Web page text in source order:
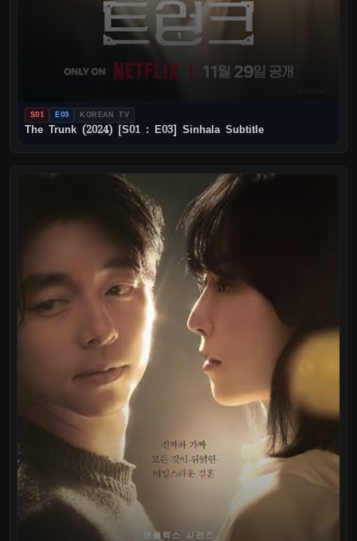
S01 E03 KOREAN TV
The Trunk (2024) [S01 : E03] Sinhala Subtitle